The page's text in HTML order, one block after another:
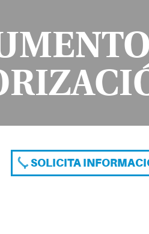
SOLICITA